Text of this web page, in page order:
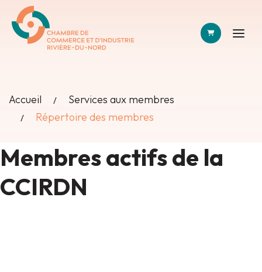
PANIER
Accueil
Services aux membres
Répertoire des membres
Membres actifs de la
CCIRDN